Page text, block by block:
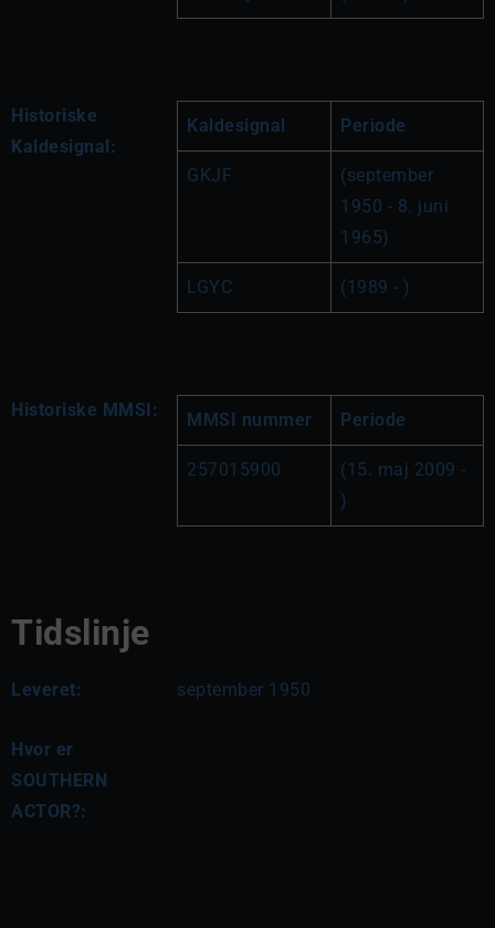
Historiske
Kaldesignal:
Kaldesignal Periode
GKJF
(september
1950 - 8. juni
1965)
LGYC (1989 - )
Historiske MMSI: MMSI nummer Periode
257015900
(15. maj 2009 -
)
Tidslinje
Leveret: september 1950
Hvor er
SOUTHERN
ACTOR?: